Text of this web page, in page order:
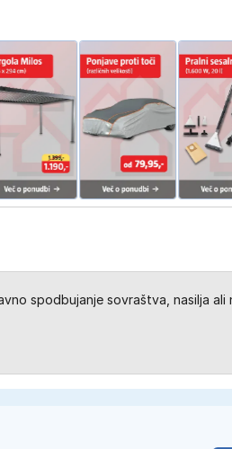
spodbujanje sovraštva, nasilja ali